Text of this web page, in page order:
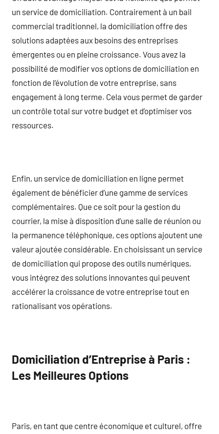
un service de domiciliation. Contrairement à un bail
commercial traditionnel, la domiciliation offre des
solutions adaptées aux besoins des entreprises
émergentes ou en pleine croissance. Vous avez la
possibilité de modifier vos options de domiciliation en
fonction de l’évolution de votre entreprise, sans
engagement à long terme. Cela vous permet de garder
un contrôle total sur votre budget et d’optimiser vos
ressources.
Enfin, un service de domiciliation en ligne permet
également de bénéficier d’une gamme de services
complémentaires. Que ce soit pour la gestion du
courrier, la mise à disposition d’une salle de réunion ou
la permanence téléphonique, ces options ajoutent une
valeur ajoutée considérable. En choisissant un service
de domiciliation qui propose des outils numériques,
vous intégrez des solutions innovantes qui peuvent
accélérer la croissance de votre entreprise tout en
rationalisant vos opérations.
Domiciliation d’Entreprise à Paris :
Les Meilleures Options
Paris, en tant que centre économique et culturel, offre